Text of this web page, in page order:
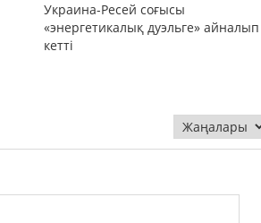
Украина-Ресей соғысы
«энергетикалық дуэльге» айналып
кетті